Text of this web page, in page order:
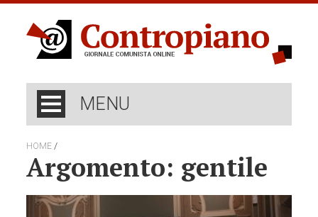
MENU
HOME /
Argomento: gentile